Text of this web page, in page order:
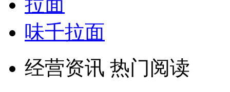
拉面
味千拉面
经营资讯 热门阅读